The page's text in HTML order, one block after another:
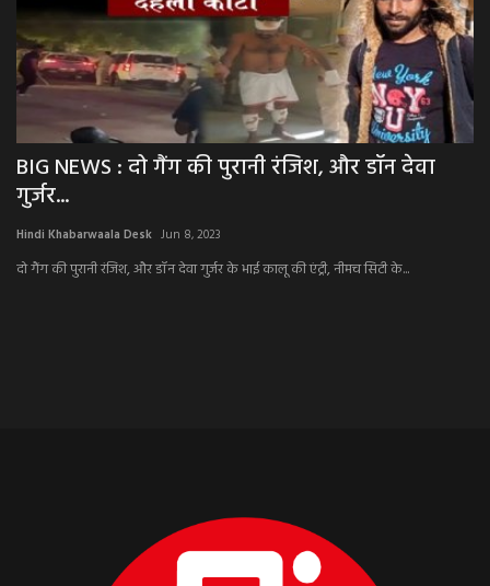
BIG NEWS : दो गैंग की पुरानी रंजिश, और डॉन देवा
गुर्जर...
Hindi Khabarwaala Desk Jun 8, 2023
दो गैंग की पुरानी रंजिश, और डॉन देवा गुर्जर के भाई कालू की एंट्री, नीमच सिटी के...